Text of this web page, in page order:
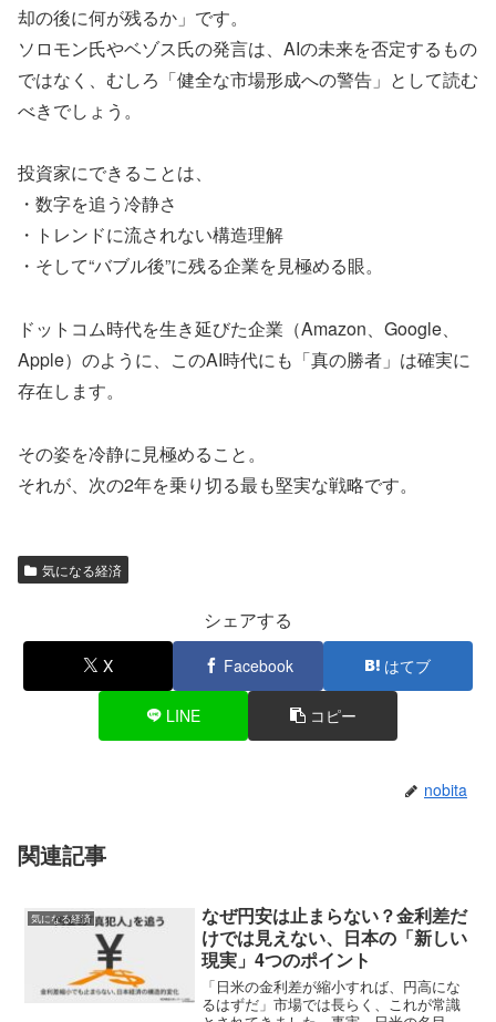
却の後に何が残るか」です。
ソロモン氏やベゾス氏の発言は、AIの未来を否定するもの
ではなく、むしろ「健全な市場形成への警告」として読む
べきでしょう。
投資家にできることは、
・数字を追う冷静さ
・トレンドに流されない構造理解
・そして“バブル後”に残る企業を見極める眼。
ドットコム時代を生き延びた企業（Amazon、Google、
Apple）のように、このAI時代にも「真の勝者」は確実に
存在します。
その姿を冷静に見極めること。
それが、次の2年を乗り切る最も堅実な戦略です。
気になる経済
シェアする
X Facebook はてブ
LINE コピー
nobita
関連記事
気になる経済
なぜ円安は止まらない？金利差だ
けでは見えない、日本の「新しい
現実」4つのポイント
「日米の金利差が縮小すれば、円高にな
るはずだ」市場では長らく、これが常識